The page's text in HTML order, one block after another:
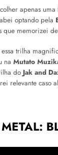
apenas
optando pela
que memorizei
trilha
na Mutato
do Jak and
relevante caso